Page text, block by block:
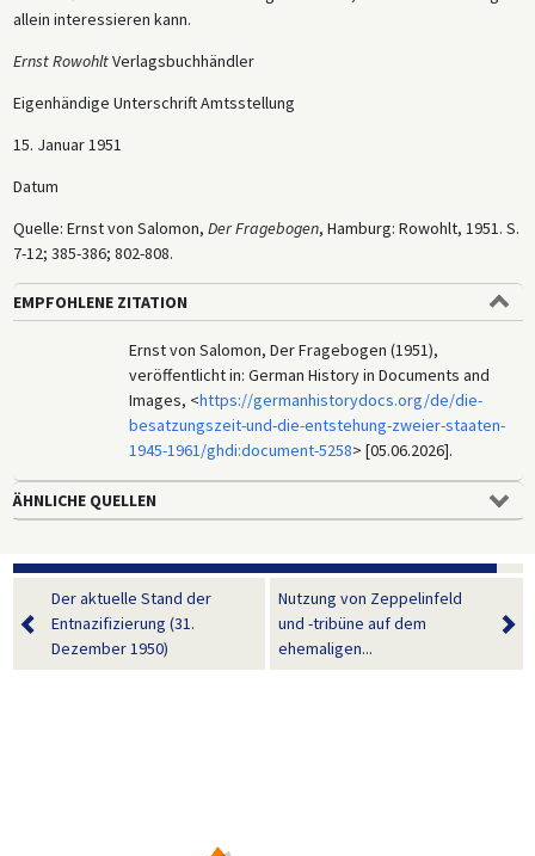
allein interessieren kann.
Ernst RowohltVerlagsbuchhändler
Eigenhändige Unterschrift Amtsstellung
15. Januar 1951
Datum
Quelle: Ernst von Salomon, Der Fragebogen, Hamburg: Rowohlt, 1951. S.
7-12; 385-386; 802-808.
EMPFOHLENE ZITATION
Ernst von Salomon, Der Fragebogen (1951),
veröffentlicht in: German History in Documents and
Images, <https://germanhistorydocs.org/de/die-
besatzungszeit-und-die-entstehung-zweier-staaten-
1945-1961/ghdi:document-5258> [05.06.2026].
ÄHNLICHE QUELLEN
Der aktuelle Stand der
Entnazifizierung (31.
Dezember 1950)
Nutzung von Zeppelinfeld
und -tribüne auf dem
ehemaligen...